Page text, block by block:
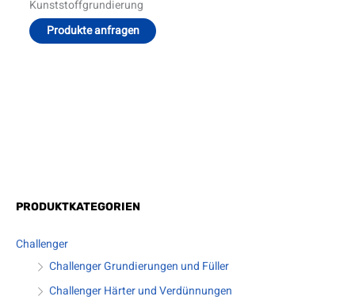
PRODUKTKATEGORIEN
Challenger
Challenger Grundierungen und Füller
Challenger Härter und Verdünnungen
Kunststoffgrundierung
Produkte anfragen